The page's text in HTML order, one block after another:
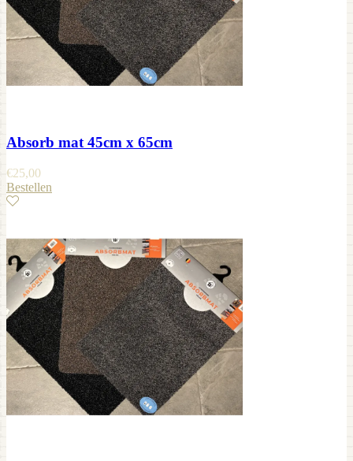
Absorb mat 45cm x 65cm
€25,00
Bestellen